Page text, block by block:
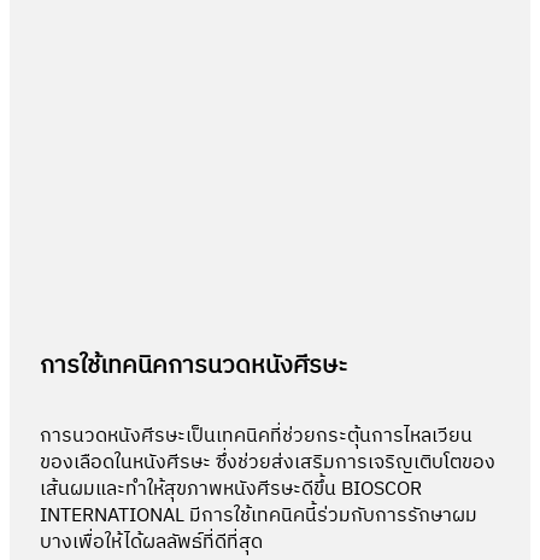
การใช้เทคนิคการนวดหนังศีรษะ
การนวดหนังศีรษะเป็นเทคนิคที่ช่วยกระตุ้นการไหลเวียน
ของเลือดในหนังศีรษะ ซึ่งช่วยส่งเสริมการเจริญเติบโตของ
เส้นผมและทำให้สุขภาพหนังศีรษะดีขึ้น BIOSCOR
INTERNATIONAL มีการใช้เทคนิคนี้ร่วมกับการรักษาผม
บางเพื่อให้ได้ผลลัพธ์ที่ดีที่สุด